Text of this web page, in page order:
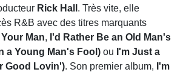
Rick Hall . Très vite, elle
R&B avec des titres marquants
Man, I'd Rather Be an Old Man's
a Young Man's Fool) ou I'm Just a
Good Lovin'). Son premier album, I'm